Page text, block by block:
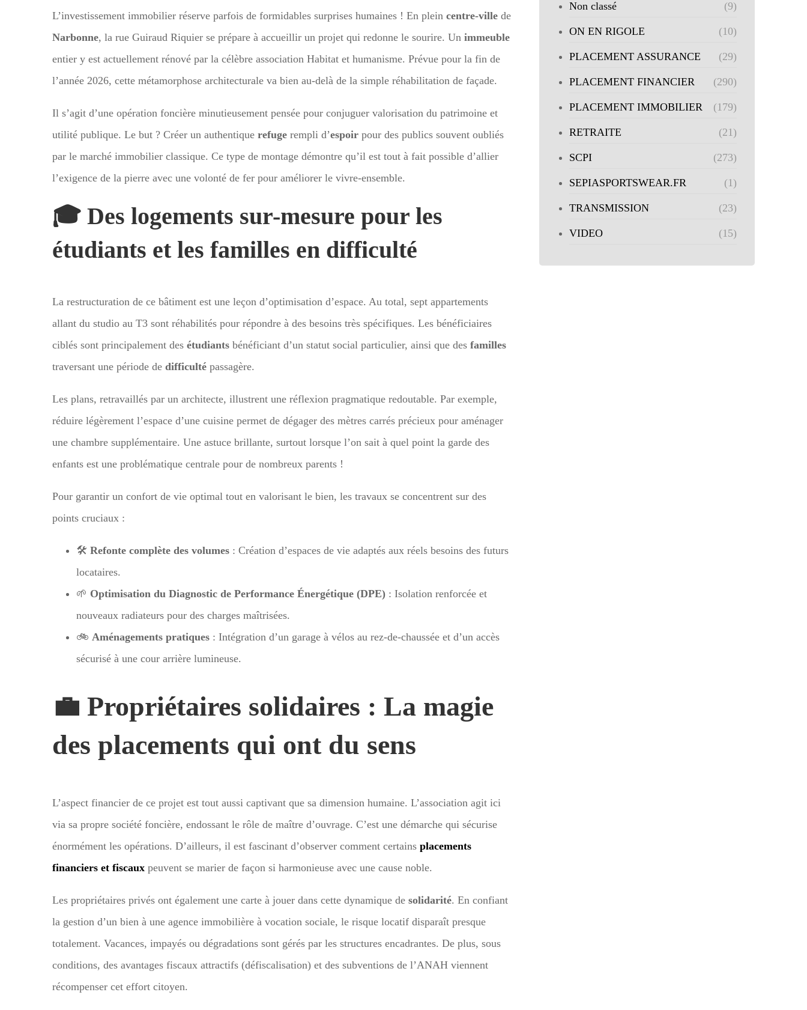
L’investissement immobilier réserve parfois de formidables surprises humaines ! En plein centre-ville de
Narbonne, la rue Guiraud Riquier se prépare à accueillir un projet qui redonne le sourire. Un immeuble
entier y est actuellement rénové par la célèbre association Habitat et humanisme. Prévue pour la fin de
l’année 2026, cette métamorphose architecturale va bien au-delà de la simple réhabilitation de façade.
Il s’agit d’une opération foncière minutieusement pensée pour conjuguer valorisation du patrimoine et
utilité publique. Le but ? Créer un authentique refuge rempli d’espoir pour des publics souvent oubliés
par le marché immobilier classique. Ce type de montage démontre qu’il est tout à fait possible d’allier
l’exigence de la pierre avec une volonté de fer pour améliorer le vivre-ensemble.
🎓 Des logements sur-mesure pour les
étudiants et les familles en difficulté
La restructuration de ce bâtiment est une leçon d’optimisation d’espace. Au total, sept appartements
allant du studio au T3 sont réhabilités pour répondre à des besoins très spécifiques. Les bénéficiaires
ciblés sont principalement des étudiants bénéficiant d’un statut social particulier, ainsi que des familles
traversant une période de difficulté passagère.
Les plans, retravaillés par un architecte, illustrent une réflexion pragmatique redoutable. Par exemple,
réduire légèrement l’espace d’une cuisine permet de dégager des mètres carrés précieux pour aménager
une chambre supplémentaire. Une astuce brillante, surtout lorsque l’on sait à quel point la garde des
enfants est une problématique centrale pour de nombreux parents !
Pour garantir un confort de vie optimal tout en valorisant le bien, les travaux se concentrent sur des
points cruciaux :
🛠️ Refonte complète des volumes : Création d’espaces de vie adaptés aux réels besoins des futurs
locataires.
🌱 Optimisation du Diagnostic de Performance Énergétique (DPE) : Isolation renforcée et
nouveaux radiateurs pour des charges maîtrisées.
🚲 Aménagements pratiques : Intégration d’un garage à vélos au rez-de-chaussée et d’un accès
sécurisé à une cour arrière lumineuse.
💼 Propriétaires solidaires : La magie
des placements qui ont du sens
L’aspect financier de ce projet est tout aussi captivant que sa dimension humaine. L’association agit ici
via sa propre société foncière, endossant le rôle de maître d’ouvrage. C’est une démarche qui sécurise
énormément les opérations. D’ailleurs, il est fascinant d’observer comment certains placements
financiers et fiscaux peuvent se marier de façon si harmonieuse avec une cause noble.
Les propriétaires privés ont également une carte à jouer dans cette dynamique de solidarité. En confiant
la gestion d’un bien à une agence immobilière à vocation sociale, le risque locatif disparaît presque
totalement. Vacances, impayés ou dégradations sont gérés par les structures encadrantes. De plus, sous
conditions, des avantages fiscaux attractifs (défiscalisation) et des subventions de l’ANAH viennent
récompenser cet effort citoyen.
Non classé (9)
ON EN RIGOLE (10)
PLACEMENT ASSURANCE (29)
PLACEMENT FINANCIER (290)
PLACEMENT IMMOBILIER (179)
RETRAITE (21)
SCPI (273)
SEPIASPORTSWEAR.FR (1)
TRANSMISSION (23)
VIDEO (15)